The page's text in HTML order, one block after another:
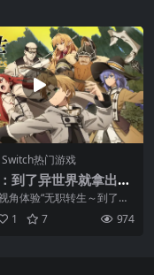
Switch热门游戏
到了异世界就拿出真
Tensei: Joble
中文
角体验“无职转生～到了异
本事～”！ “我要在异世界
1 7 974